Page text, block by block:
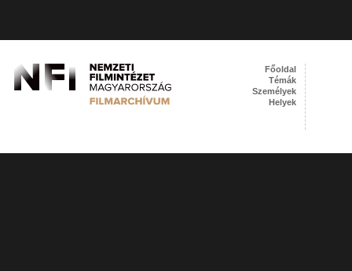
Főoldal
Témák
Személyek
Helyek